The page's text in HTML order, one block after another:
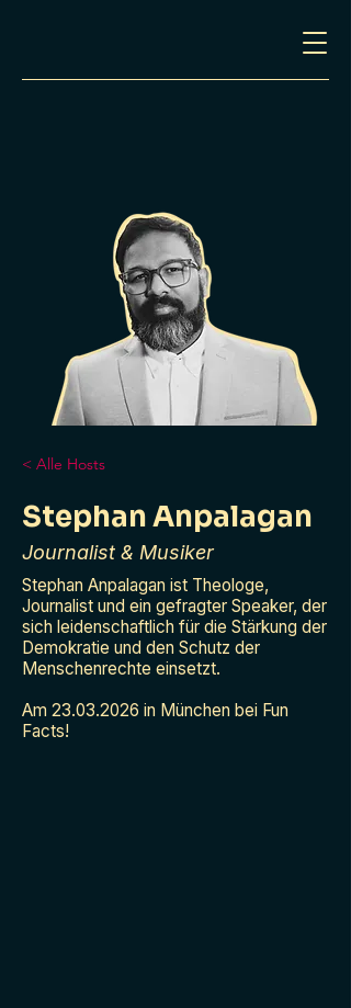
< Alle Hosts
Stephan Anpalagan
Journalist & Musiker
Stephan Anpalagan ist Theologe,
Journalist und ein gefragter Speaker, der
sich leidenschaftlich für die Stärkung der
Demokratie und den Schutz der
Menschenrechte einsetzt.
Am 23.03.2026 in München bei Fun
Facts!